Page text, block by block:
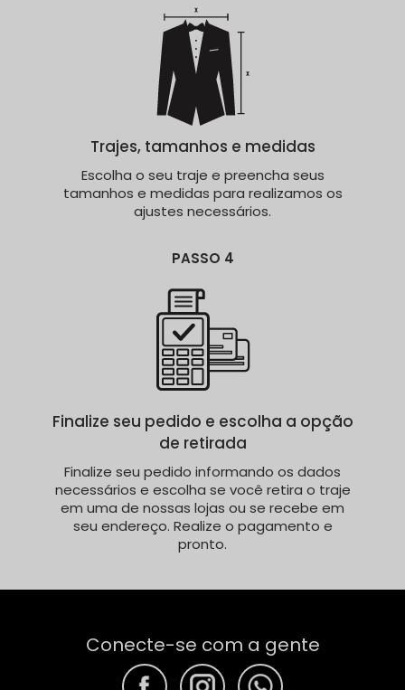
Trajes, tamanhos e medidas
Escolha o seu traje e preencha seus
tamanhos e medidas para realizamos os
ajustes necessários.
PASSO 4
Finalize seu pedido e escolha a opção
de retirada
Finalize seu pedido informando os dados
necessários e escolha se você retira o traje
em uma de nossas lojas ou se recebe em
seu endereço. Realize o pagamento e
pronto.
Conecte-se com a gente